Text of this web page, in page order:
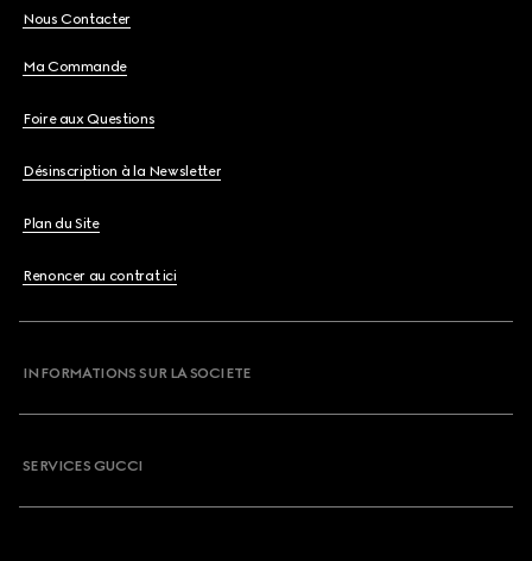
Nous Contacter
Ma Commande
Foire aux Questions
Désinscription à la Newsletter
Plan du Site
Renoncer au contrat ici
INFORMATIONS SUR LA SOCIETE
SERVICES GUCCI